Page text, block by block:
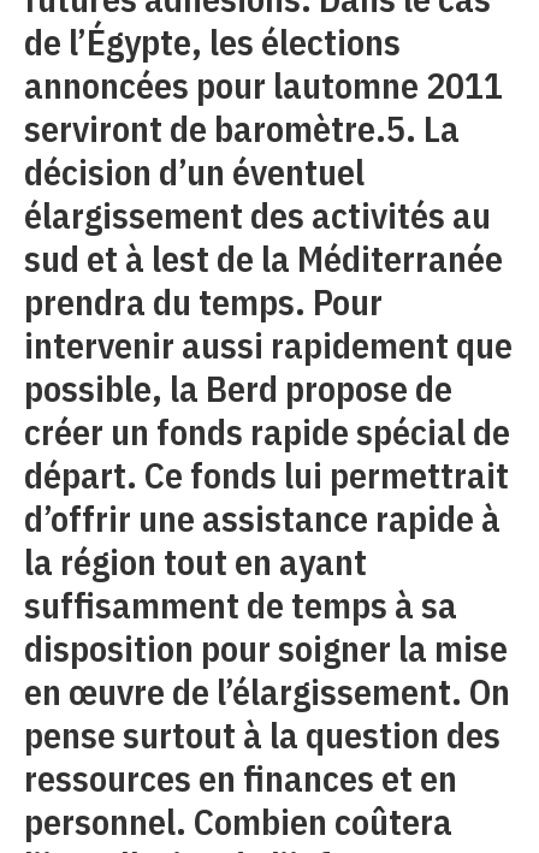
de l’Égypte, les élections
annoncées pour lautomne 2011
serviront de baromètre.5. La
décision d’un éventuel
élargissement des activités au
sud et à lest de la Méditerranée
prendra du temps. Pour
intervenir aussi rapidement que
possible, la Berd propose de
créer un fonds rapide spécial de
départ. Ce fonds lui permettrait
d’offrir une assistance rapide à
la région tout en ayant
suffisamment de temps à sa
disposition pour soigner la mise
en œuvre de l’élargissement. On
pense surtout à la question des
ressources en finances et en
personnel. Combien coûtera